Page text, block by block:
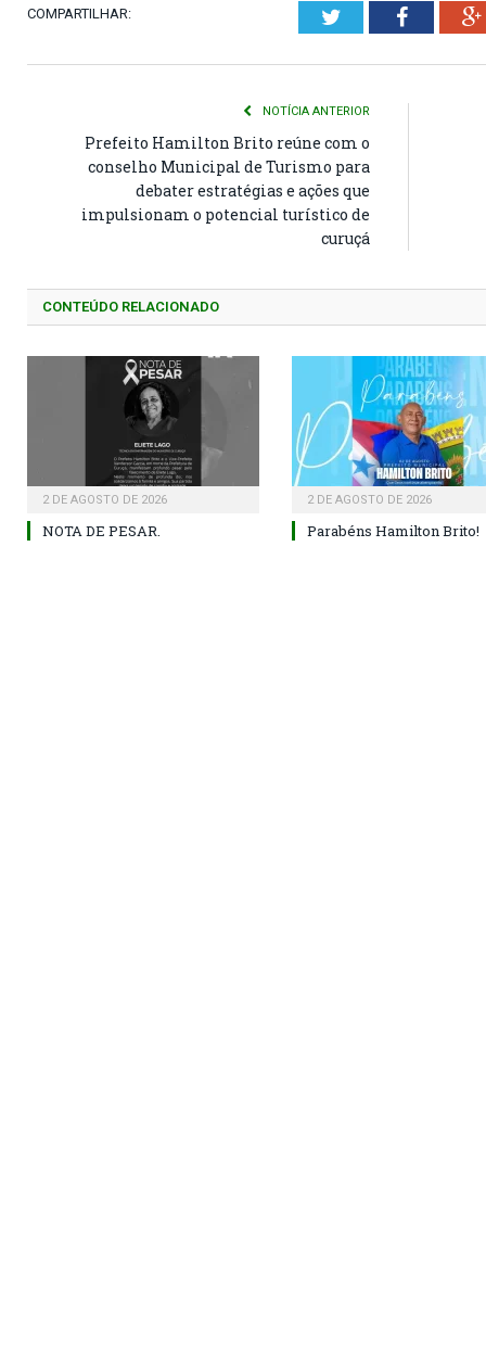
COMPARTILHAR: Twitter
NOTÍCIA ANTERIOR
Prefeito Hamilton Brito reúne com o
conselho Municipal de Turismo para
debater estratégias e ações que
impulsionam o potencial turístico de
curuçá
CONTEÚDO RELACIONADO
2 DE AGOSTO DE 2026
NOTA DE PESAR.
2 DE AGOSTO DE 2026
Parabéns Hamilton Brito!